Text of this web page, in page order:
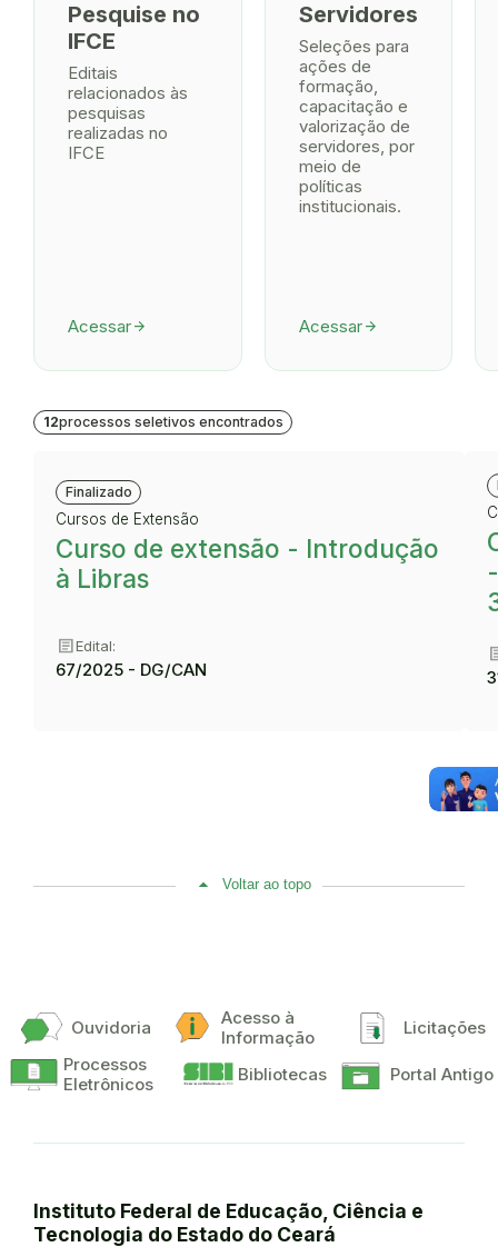
Pesquise no
IFCE
Editais
relacionados às
pesquisas
realizadas no
IFCE
Acessararrow_forward
Servidores
Seleções para
ações de
formação,
capacitação e
valorização de
servidores, por
meio de
políticas
institucionais.
Acessararrow_forward
12processos seletivos encontrados
Finalizado
Cursos de Extensão
Curso de extensão - Introdução
à Libras
articleEdital:
67/2025 - DG/CAN
Voltar ao topo
Ouvidoria
Acesso à
Informação
Licitações
Processos
Eletrônicos
Bibliotecas Portal Antigo
Instituto Federal de Educação, Ciência e
Tecnologia do Estado do Ceará